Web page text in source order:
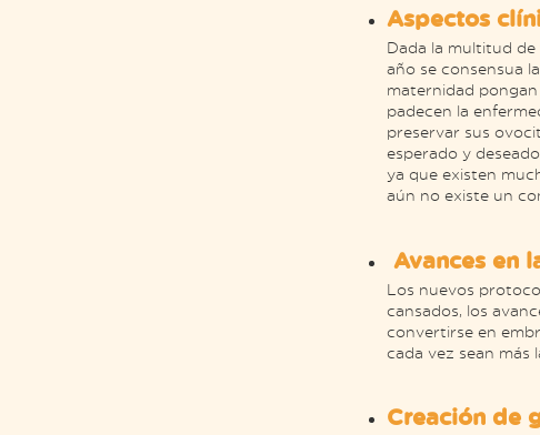
Aspectos
Dada la multitud
año se consensua
maternidad
padecen la
preservar sus
esperado y
ya que existen
aún no existe un
Avances en
Los nuevos
cansados, los
convertirse en
cada vez sean más
Creación de